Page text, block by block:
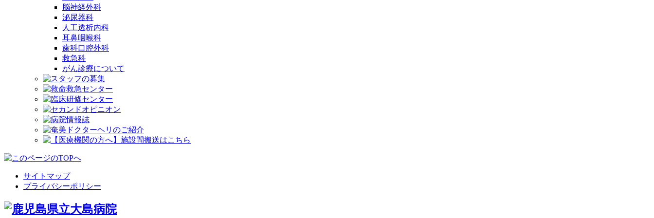
脳神経外科
泌尿器科
人工透析内科
耳鼻咽喉科
歯科口腔外科
救急科
がん診療について
サイトマップ
プライバシーポリシー